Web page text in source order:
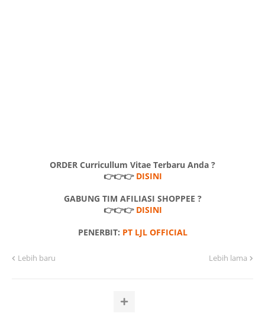
ORDER Curricullum Vitae Terbaru Anda ?
👉👉👉 DISINI
GABUNG TIM AFILIASI SHOPPEE ?
👉👉👉 DISINI
PENERBIT: PT LJL OFFICIAL
Lebih baru Lebih lama